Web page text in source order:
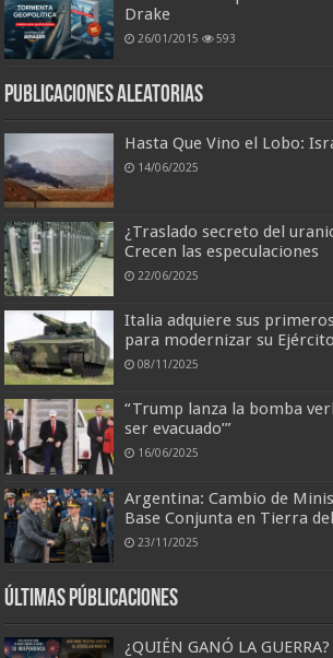
Drake
26/01/2015 593
Publicaciones aleatorias
Hasta Que Vino el Lobo:
14/06/2025
¿Traslado secreto del
Crecen las especulaciones
22/06/2025
Italia adquiere sus
para modernizar su Ejército
08/11/2025
“Trump lanza la bomba
ser evacuado’”
16/06/2025
Argentina: Cambio de
Base Conjunta en Tierra
23/11/2025
Últimas Públicaciones
¿QUIÉN GANÓ LA GUERRA?